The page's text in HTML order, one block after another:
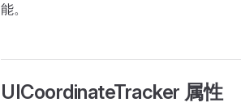
能。
UICoordinateTracker 属性